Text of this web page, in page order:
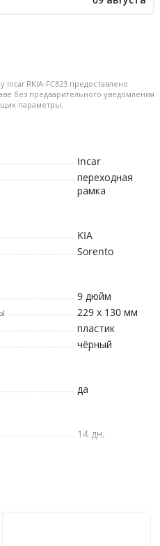
RKIA-FC823 предоставлено
без предварительного уведомления
параметры.
Incar
переходная
рамка
KIA
Sorento
9 дюйм
229 x 130 мм
пластик
чёрный
да
14 дн.